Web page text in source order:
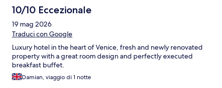
10/10 Eccezionale
19 mag 2026
Traduci con Google
Luxury hotel in the heart of Venice, fresh and newly renovated
property with a great room design and perfectly executed
breakfast buffet.
Damian, viaggio di 1 notte